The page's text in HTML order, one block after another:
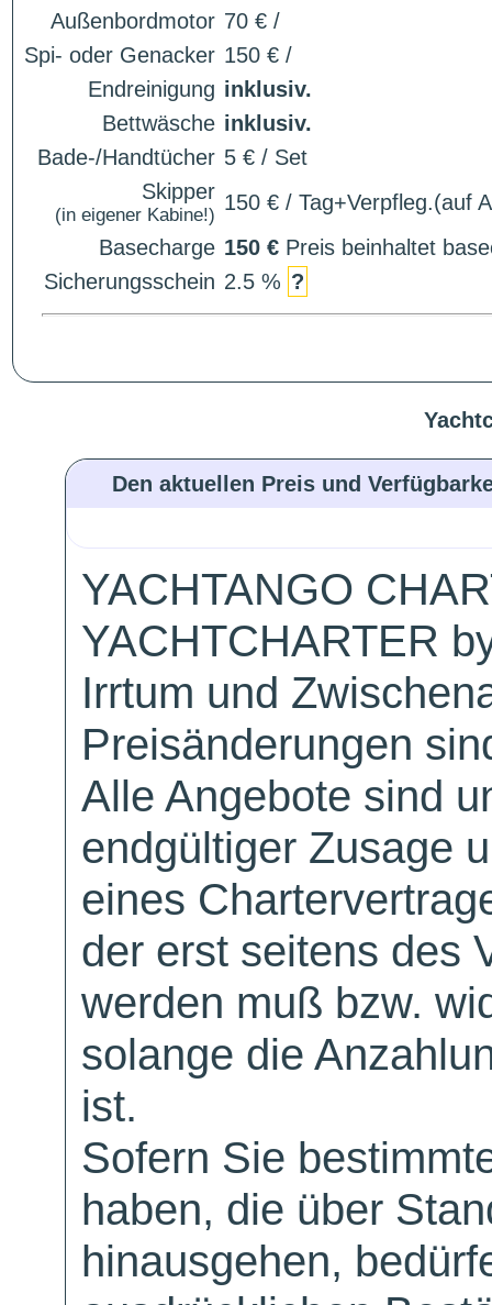
Außenbordmotor 70 € /
Spi- oder Genacker 150 € /
Endreinigung inklusiv.
Bettwäsche inklusiv.
Bade-/Handtücher 5 € / Set
Skipper
(in eigener Kabine!)
150 € / Tag+Verpfleg.(auf
Basecharge 150 € Preis beinhaltet
Sicherungsschein 2.5 % ?
Den aktuellen Preis und
YACHTANGO
YACHTCHARTER
Irrtum und
Preisänderungen
Alle Angebote sind
endgültiger Zusage
eines
der erst seitens des
werden muß bzw.
solange die
ist.
Sofern Sie
haben, die über
hinausgehen,